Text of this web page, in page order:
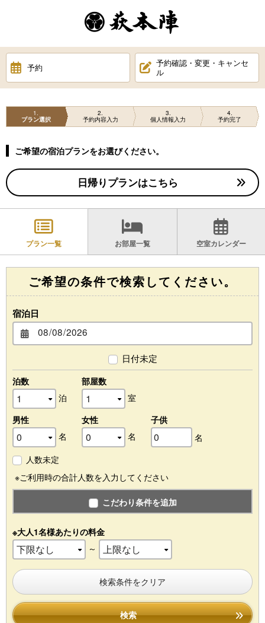
予約
予約確認・変更・キャンセ
ル
1
プラン選択
2
予約内容入力
3
個人情報入力
4
予約完了
ご希望の宿泊プランをお選びください。
日帰りプランはこちら
プラン一覧 お部屋一覧 空室カレンダー
ご希望の条件で検索してください。
宿泊日
日付未定
泊数
泊
部屋数
室
男性
名
女性
名
子供
名
人数未定
※ご利用時の合計人数を入力してください
こだわり条件を追加
※大人1名様あたりの料金
～
検索条件をクリア
検索